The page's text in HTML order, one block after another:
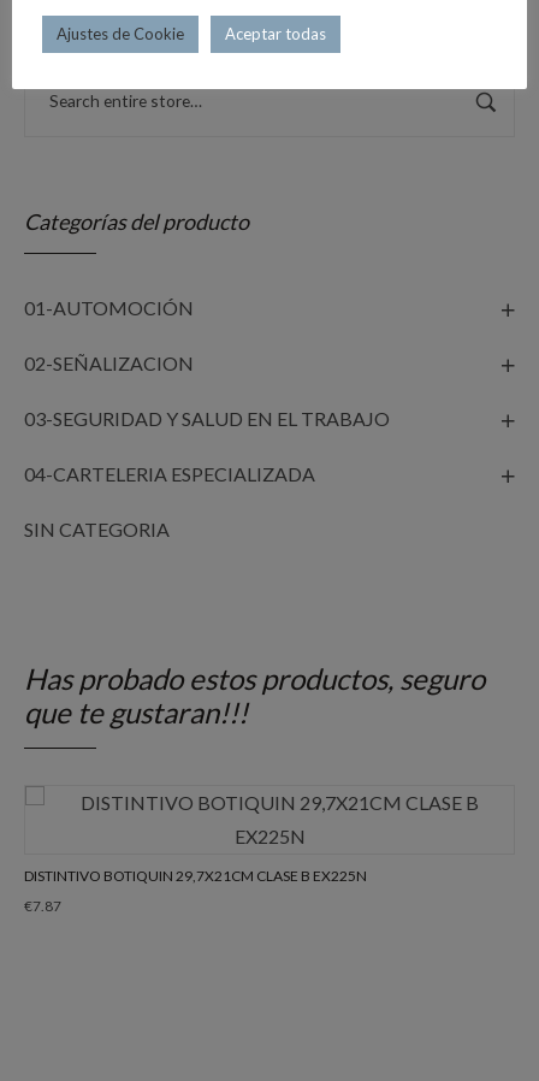
Categorías del producto
01-AUTOMOCIÓN
02-SEÑALIZACION
03-SEGURIDAD Y SALUD EN EL TRABAJO
04-CARTELERIA ESPECIALIZADA
SIN CATEGORIA
Has probado estos productos, seguro
que te gustaran!!!
DISTINTIVO BOTIQUIN 29,7X21CM CLASE B EX225N
€7.87
Ajustes de Cookie Aceptar todas